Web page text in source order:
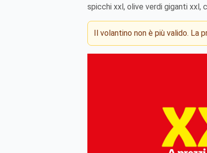
spicchi xxl, olive verdi giganti xxl,
Il volantino non è più valido. La